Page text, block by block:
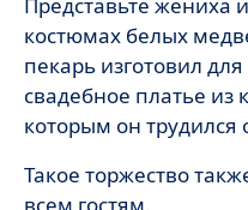
Представьте жениха
костюмах белых
пекарь изготовил
свадебное платье
которым он трудился
Такое торжество